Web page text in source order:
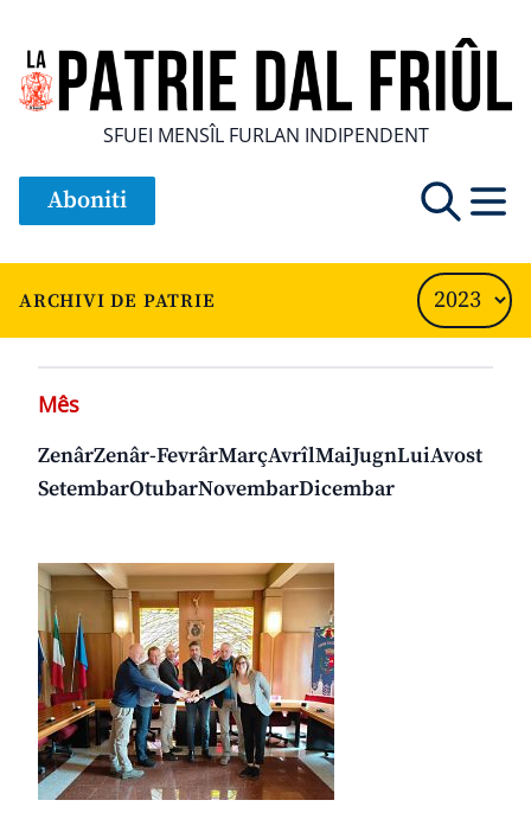
SFUEI MENSÎL FURLAN INDIPENDENT
Aboniti
ARCHIVI DE PATRIE
Mês
ZenârZenâr-FevrârMarçAvrîlMaiJugnLuiAvost
SetembarOtubarNovembarDicembar